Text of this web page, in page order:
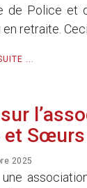
de Police et
retraite.
...
et Sœurs
2025